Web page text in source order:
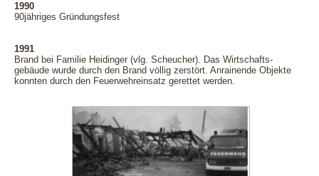
1990
90jähriges Gründungsfest
1991
Brand bei Familie Heidinger (vlg. Scheucher). Das Wirtschafts-
gebäude wurde durch den Brand völlig zerstört. Anrainende Objekte
konnten durch den Feuerwehreinsatz gerettet werden.